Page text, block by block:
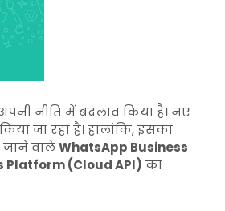
नीति में बदलाव किया है। नए
जा रहा है। हालांकि, इसका
जाने वालेWhatsApp Business
Platform (Cloud API) का